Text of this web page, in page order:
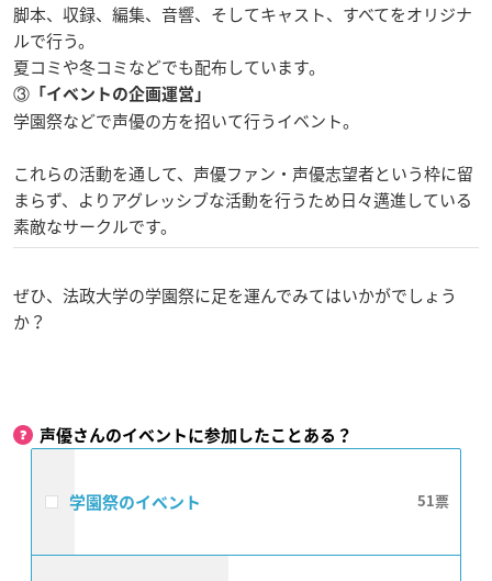
脚本、収録、編集、音響、そしてキャスト、すべてをオリジナ
ルで行う。
夏コミや冬コミなどでも配布しています。
③ 「イベントの企画運営」
学園祭などで声優の方を招いて行うイベント。
これらの活動を通して、声優ファン・声優志望者という枠に留
まらず、よりアグレッシブな活動を行うため日々邁進している
素敵なサークルです。
ぜひ、法政大学の学園祭に足を運んでみてはいかがでしょう
か？
声優さんのイベントに参加したことある？
学園祭のイベント 51